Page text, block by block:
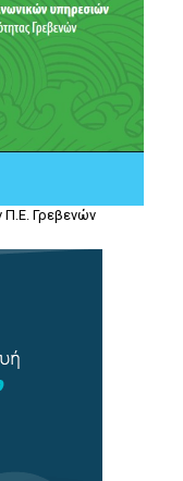
Π.Ε. Γρεβενών